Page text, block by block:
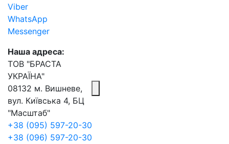
Viber
WhatsApp
Messenger
Наша адреса:
ТОВ "БРАСТА
УКРАЇНА"
08132 м. Вишневе,
вул. Київська 4, БЦ
"Масштаб"
+38 (095) 597-20-30
+38 (096) 597-20-30